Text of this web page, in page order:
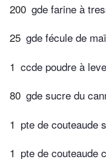
200 gde farine à
25 gde fécule de
1 ccde poudre à
80 gde sucre du
1 pte de couteaude
1 pte de couteaude